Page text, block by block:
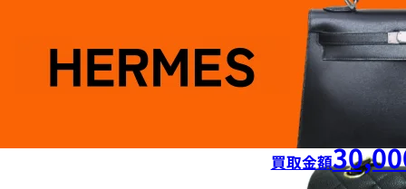
買取金額